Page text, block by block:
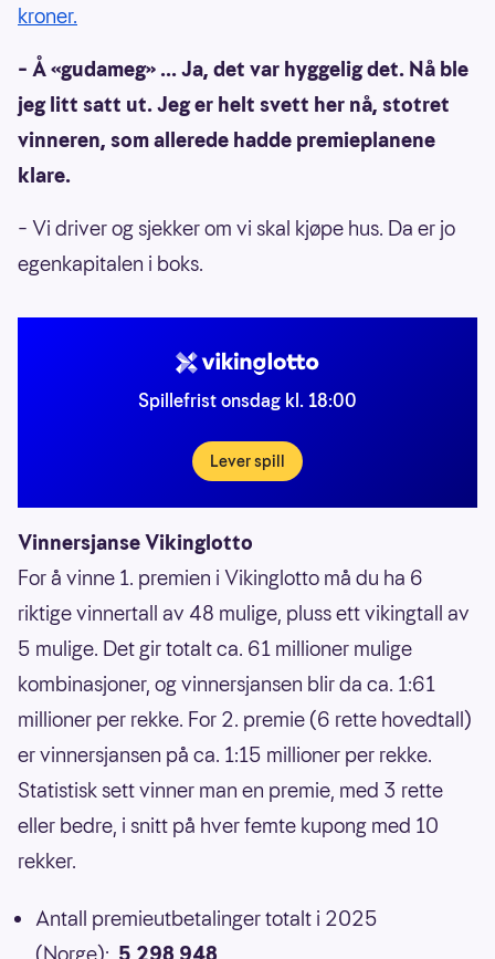
kroner.
– Å «gudameg» ... Ja, det var hyggelig det. Nå ble
jeg litt satt ut. Jeg er helt svett her nå, stotret
vinneren, som allerede hadde premieplanene
klare.
– Vi driver og sjekker om vi skal kjøpe hus. Da er jo
egenkapitalen i boks.
Spillefrist onsdag kl. 18:00
Lever spill
Vinnersjanse Vikinglotto
For å vinne 1. premien i Vikinglotto må du ha 6
riktige vinnertall av 48 mulige, pluss ett vikingtall av
5 mulige. Det gir totalt ca. 61 millioner mulige
kombinasjoner, og vinnersjansen blir da ca. 1:61
millioner per rekke. For 2. premie (6 rette hovedtall)
er vinnersjansen på ca. 1:15 millioner per rekke.
Statistisk sett vinner man en premie, med 3 rette
eller bedre, i snitt på hver femte kupong med 10
rekker.
Antall premieutbetalinger totalt i 2025